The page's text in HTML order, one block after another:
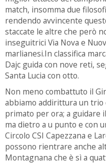
match, insomma due
rendendo avvincente
staccate le altre che però
inseguitrici Via Nova e
marlianesi.In classifica
Dajc guida con nove reti,
Santa Lucia con otto.
Non meno combattuto il
abbiamo addirittura un trio
primato per ora; a guidare
ma dietro a u punto e con
Circolo CSI Capezzana e
possono rientrare anche
Montagnana che è sì a